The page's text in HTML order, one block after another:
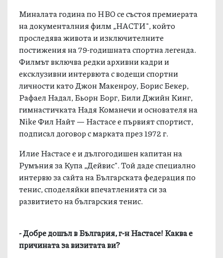
Миналата година по HBO се състоя премиерата
на документалния филм „НАСТИ", който
проследява живота и изключителните
постижения на 79-годишната спортна легенда.
Филмът включва редки архивни кадри и
ексклузивни интервюта с водещи спортни
личности като Джон Макенроу, Борис Бекер,
Рафаел Надал, Бьорн Борг, Били Джийн Кинг,
гимнастичката Надя Команечи и основателя на
Nike Фил Найт — Настасе е първият спортист,
подписал договор с марката през 1972 г.
Илие Настасе е и дългогодишен капитан на
Румъния за Купа „Дейвис". Той даде специално
интервю за сайта на Българската федерация по
тенис, споделяйки впечатленията си за
развитието на българския тенис.
- Добре дошъл в България, г-н Настасе! Каква е
причината за визитата ви?